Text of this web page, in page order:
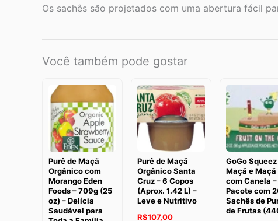
Os sachês são projetados com uma abertura fácil
Você também pode gostar
Purê de Maçã
Orgânico com
Morango Eden
Foods – 709g (25
oz) – Delícia
Saudável para
Purê de Maçã
Orgânico Santa
Cruz – 6 Copos
(Aprox. 1.42 L) –
Leve e Nutritivo
O
R$107,00O
GoGo Squeez
Maçã e Maçã
com Canela –
Pacote com
Sachês de
de Frutas